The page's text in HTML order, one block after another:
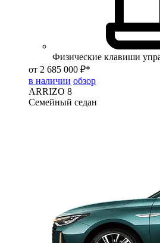
Физические клавиши
от 2 685 000 ₽*
в наличии обзор
ARRIZO 8
Семейный седан